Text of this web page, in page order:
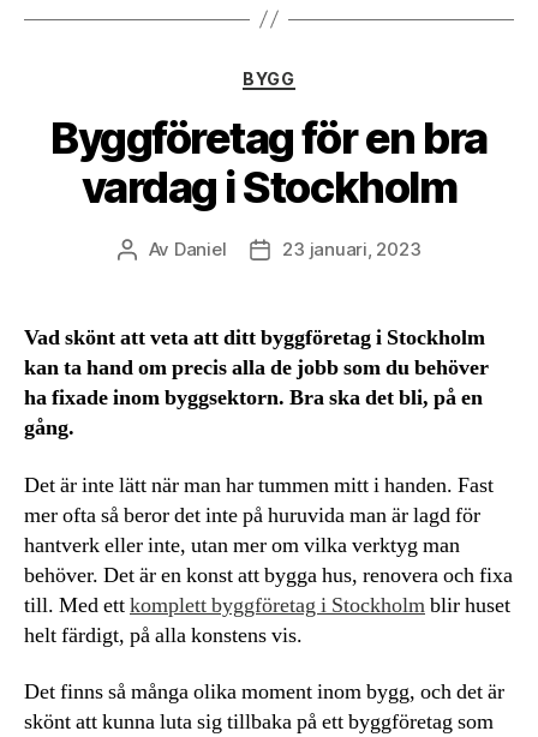
Kategorier
BYGG
Byggföretag för en bra
vardag i Stockholm
Inläggsförfattare
Av Daniel Inläggsdatum
23 januari, 2023
Vad skönt att veta att ditt byggföretag i Stockholm
kan ta hand om precis alla de jobb som du behöver
ha fixade inom byggsektorn. Bra ska det bli, på en
gång.
Det är inte lätt när man har tummen mitt i handen. Fast
mer ofta så beror det inte på huruvida man är lagd för
hantverk eller inte, utan mer om vilka verktyg man
behöver. Det är en konst att bygga hus, renovera och fixa
till. Med ettkomplett byggföretag i Stockholmblir huset
helt färdigt, på alla konstens vis.
Det finns så många olika moment inom bygg, och det är
skönt att kunna luta sig tillbaka på ett byggföretag som